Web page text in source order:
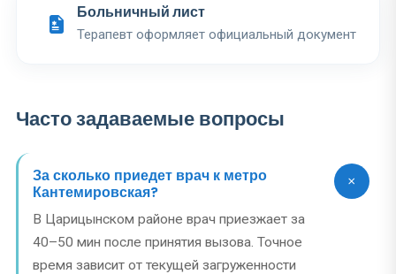
Больничный лист
Терапевт оформляет официальный документ
Часто задаваемые вопросы
За сколько приедет врач к метро
Кантемировская?
В Царицынском районе врач приезжает за
40–50 мин после принятия вызова. Точное
время зависит от текущей загруженности